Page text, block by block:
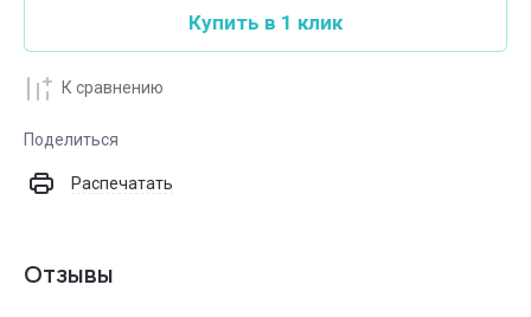
Купить в 1 клик
К сравнению
Поделиться
Распечатать
Отзывы